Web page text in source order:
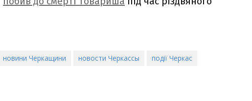
новини Черкащини новости Черкассы події Черкас